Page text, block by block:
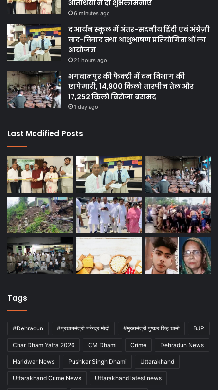
अतिथियों ने दी शुभकामनाएं
6 minutes ago
द आर्यन स्कूल में अंतर-सदनीय हिंदी एवं अंग्रेज़ी
वाद-विवाद तथा आशुभाषण प्रतियोगिताओं का
आयोजन
21 hours ago
भगवानपुर की फैक्ट्री में वन विभाग की
छापेमारी, 14,900 किलो तारपीन तेल और
17,252 किलो बिरोजा बरामद
1 day ago
Last Modified Posts
Tags
#Dehradun #प्रधानमंत्री नरेन्द्र मोदी #मुख्यमंत्री पुष्कर सिंह धामी BJP
Char Dham Yatra 2026 CM Dhami Crime Dehradun News
Haridwar News Pushkar Singh Dhami Uttarakhand
Uttarakhand Crime News Uttarakhand latest news